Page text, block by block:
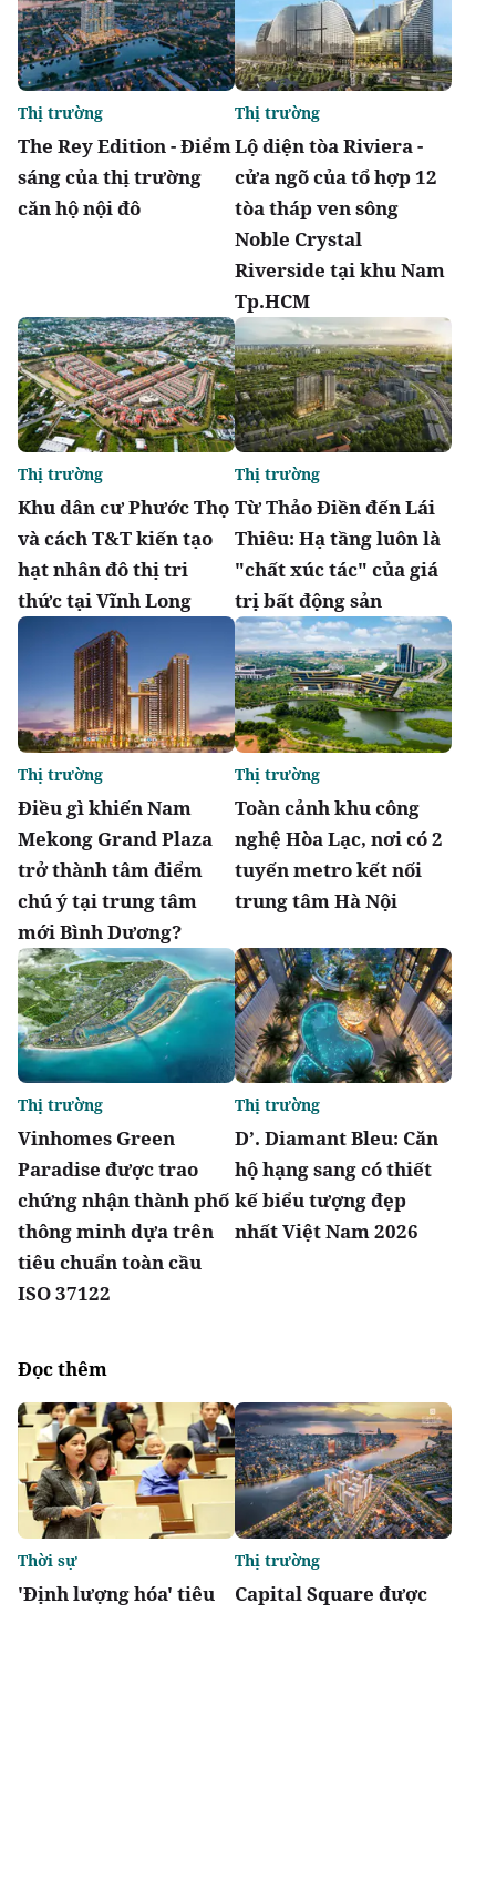
The Rey Edition - Điểm
sáng của thị trường
căn hộ nội đô
Thị trường
Lộ diện tòa Riviera -
cửa ngõ của tổ hợp 12
tòa tháp ven sông
Noble Crystal
Riverside tại khu Nam
Tp.HCM
Thị trường
Khu dân cư Phước Thọ
và cách T&T kiến tạo
hạt nhân đô thị tri
thức tại Vĩnh Long
Thị trường
Từ Thảo Điền đến Lái
Thiêu: Hạ tầng luôn là
"chất xúc tác" của giá
trị bất động sản
Thị trường
Điều gì khiến Nam
Mekong Grand Plaza
trở thành tâm điểm
chú ý tại trung tâm
mới Bình Dương?
Thị trường
Toàn cảnh khu công
nghệ Hòa Lạc, nơi có 2
tuyến metro kết nối
trung tâm Hà Nội
Thị trường
Vinhomes Green
Paradise được trao
chứng nhận thành phố
thông minh dựa trên
tiêu chuẩn toàn cầu
ISO 37122
Thị trường
D’. Diamant Bleu: Căn
hộ hạng sang có thiết
kế biểu tượng đẹp
nhất Việt Nam 2026
Thị trường
Đọc thêm
'Định lượng hóa' tiêu
Thời sự
Capital Square được
Thị trường